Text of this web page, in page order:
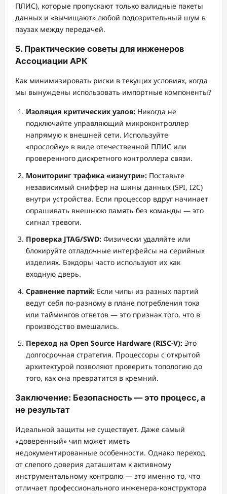
ПЛИС), которые пропускают только валидные пакеты
данных и «вычищают» любой подозрительный шум в
паузах между передачей.
5. Практические советы для инженеров
Ассоциации АРК
Как минимизировать риски в текущих условиях, когда
мы вынуждены использовать импортные компоненты?
Изоляция критических узлов: Никогда не
подключайте управляющий микроконтроллер
напрямую к внешней сети. Используйте
«прослойку» в виде отечественной ПЛИС или
проверенного дискретного контроллера связи.
Мониторинг трафика «изнутри»: Поставьте
независимый сниффер на шины данных (SPI, I2C)
внутри устройства. Если процессор вдруг начинает
опрашивать внешнюю память без команды — это
сигнал тревоги.
Проверка JTAG/SWD: Физически удаляйте или
блокируйте отладочные интерфейсы на серийных
изделиях. Бэкдоры часто используют их как
входную дверь.
Сравнение партий: Если чипы из разных партий
ведут себя по-разному в плане потребления тока
или таймингов ответов — это признак того, что в
производство вмешались.
Переход на Open Source Hardware (RISC-V): Это
долгосрочная стратегия. Процессоры с открытой
архитектурой позволяют проверить топологию до
того, как она превратится в кремний.
Заключение: Безопасность — это процесс, а
не результат
Идеальной защиты не существует. Даже самый
«доверенный» чип может иметь
недокументированные особенности. Однако переход
от слепого доверия даташитам к активному
инструментальному контролю — это именно то, что
отличает профессионального инженера-конструктора